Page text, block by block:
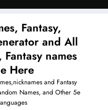
Fantasy,
and All
names
Here
and Fantasy
Names, and Other 5e